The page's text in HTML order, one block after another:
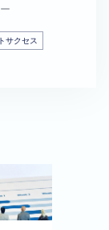
サクセス